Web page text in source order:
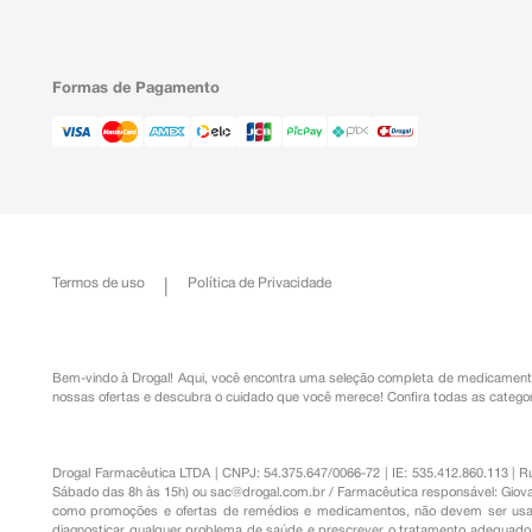
Formas de Pagamento
Termos de uso Política de Privacidade
Bem-vindo à Drogal! Aqui, você encontra uma seleção completa de
nossas ofertas e descubra o cuidado que você merece! Confira todas as
Drogal Farmacêutica LTDA | CNPJ: 54.375.647/0066-72 | IE: 535.412.860.113
Sábado das 8h às 15h) ousac@drogal.com.br / Farmacêutica responsável:
como promoções e ofertas de remédios e medicamentos, não devem ser